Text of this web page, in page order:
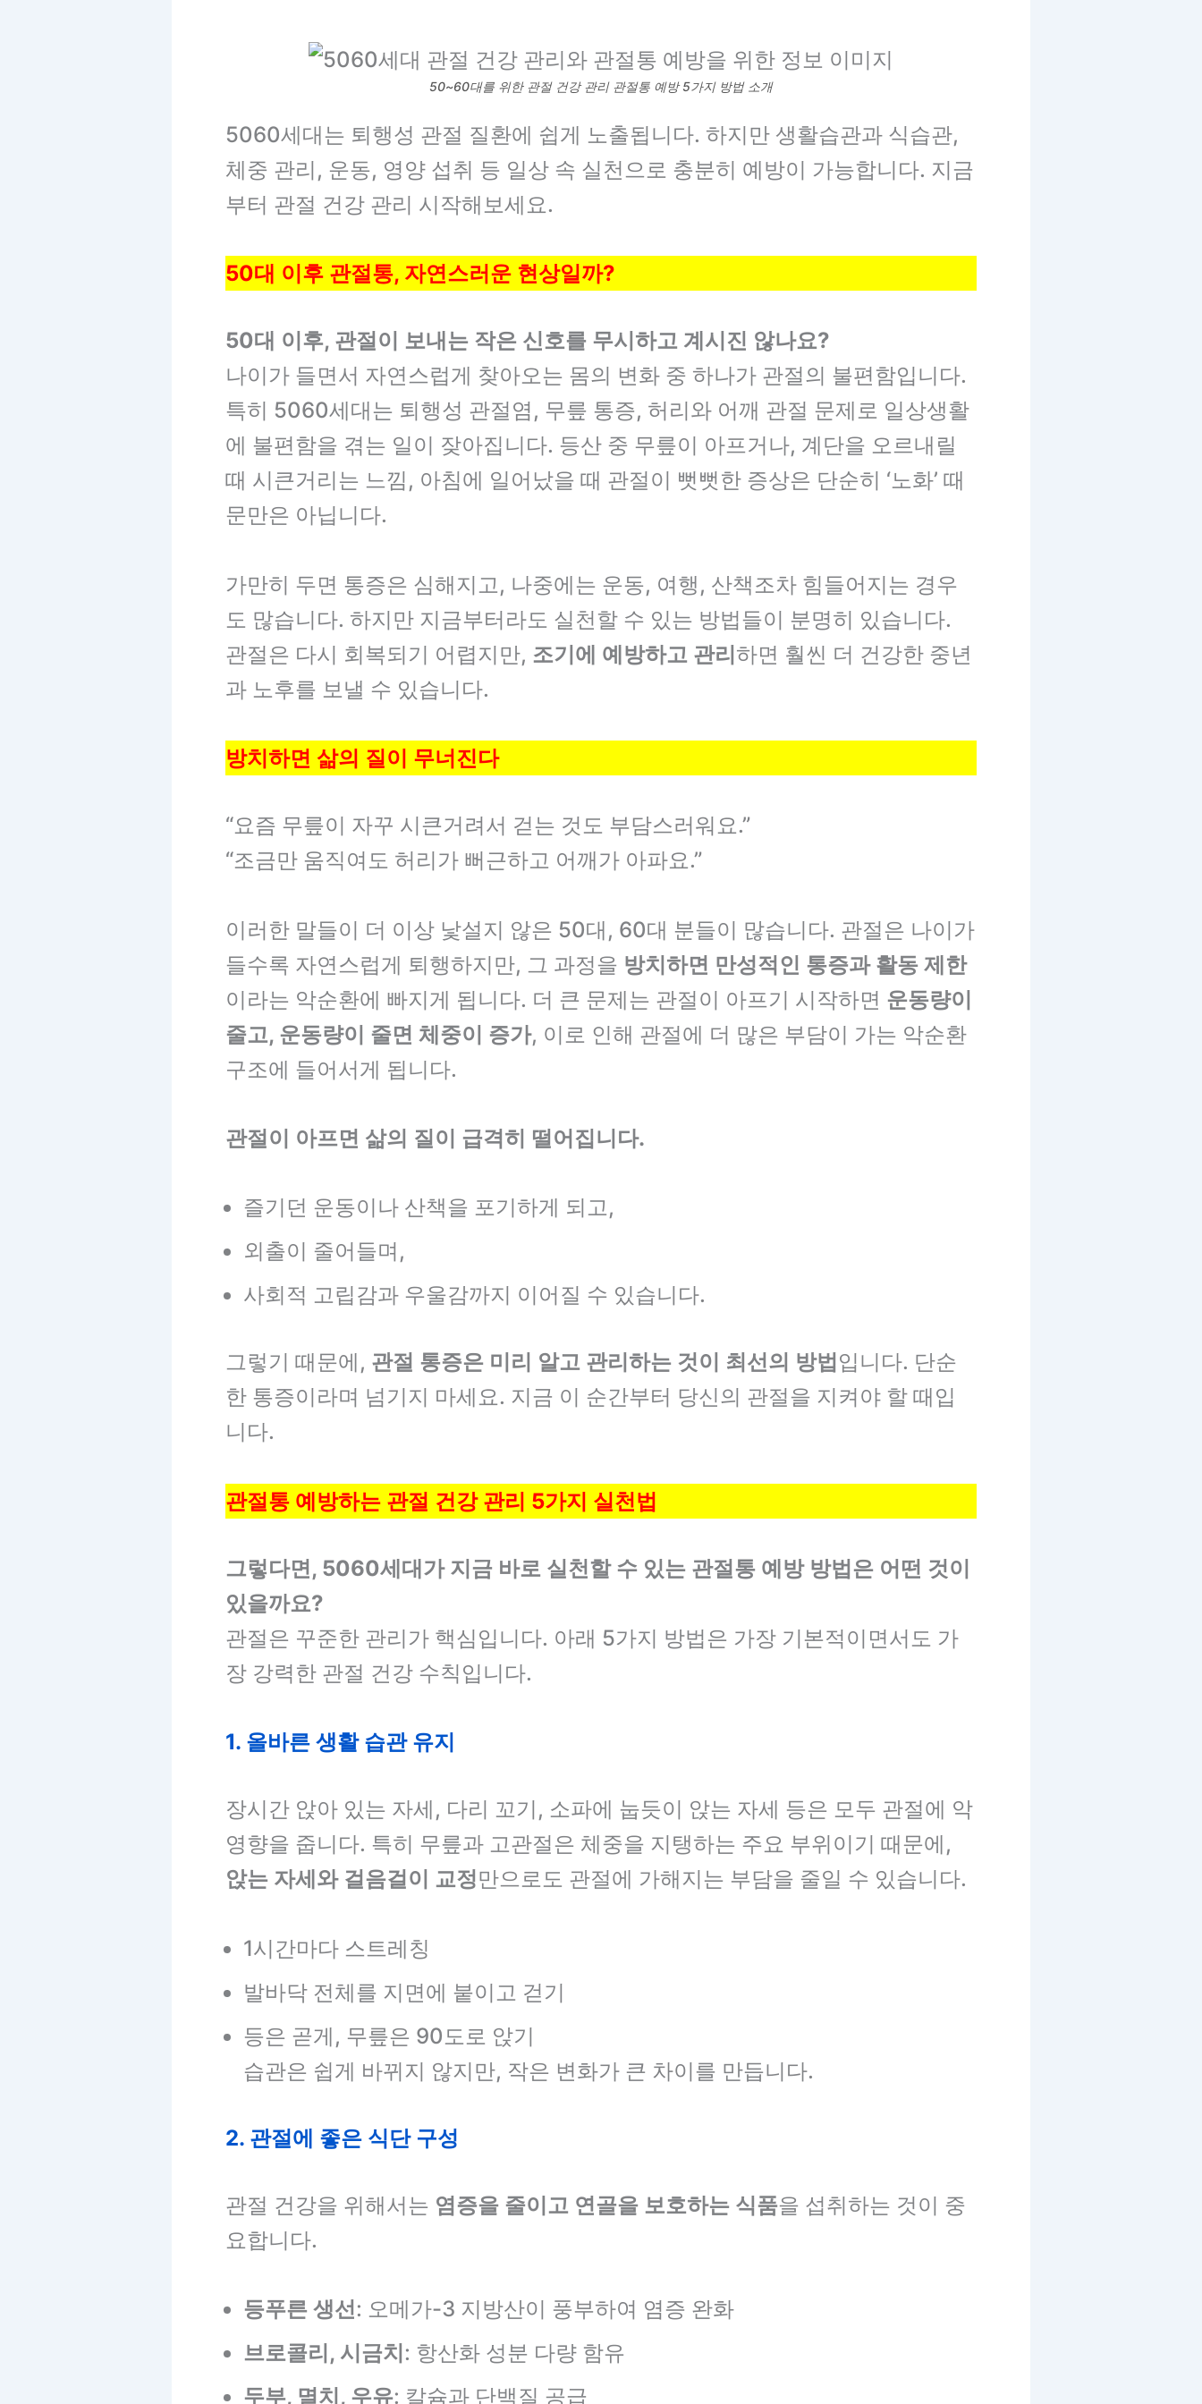
50~60대를 위한 관절 건강 관리 관절통 예방 5가지 방법 소개
5060세대는 퇴행성 관절 질환에 쉽게 노출됩니다. 하지만 생활습관과 식습관,
체중 관리, 운동, 영양 섭취 등 일상 속 실천으로 충분히 예방이 가능합니다. 지금
부터 관절 건강 관리 시작해보세요.
50대 이후 관절통, 자연스러운 현상일까?
50대 이후, 관절이 보내는 작은 신호를 무시하고 계시진 않나요?
나이가 들면서 자연스럽게 찾아오는 몸의 변화 중 하나가 관절의 불편함입니다.
특히 5060세대는 퇴행성 관절염, 무릎 통증, 허리와 어깨 관절 문제로 일상생활
에 불편함을 겪는 일이 잦아집니다. 등산 중 무릎이 아프거나, 계단을 오르내릴
때 시큰거리는 느낌, 아침에 일어났을 때 관절이 뻣뻣한 증상은 단순히 ‘노화’ 때
문만은 아닙니다.
가만히 두면 통증은 심해지고, 나중에는 운동, 여행, 산책조차 힘들어지는 경우
도 많습니다. 하지만 지금부터라도 실천할 수 있는 방법들이 분명히 있습니다.
관절은 다시 회복되기 어렵지만, 조기에 예방하고 관리 하면 훨씬 더 건강한 중년
과 노후를 보낼 수 있습니다.
방치하면 삶의 질이 무너진다
“요즘 무릎이 자꾸 시큰거려서 걷는 것도 부담스러워요.”
“조금만 움직여도 허리가 뻐근하고 어깨가 아파요.”
이러한 말들이 더 이상 낯설지 않은 50대, 60대 분들이 많습니다. 관절은 나이가
들수록 자연스럽게 퇴행하지만, 그 과정을 방치하면 만성적인 통증과 활동 제한
이라는 악순환에 빠지게 됩니다. 더 큰 문제는 관절이 아프기 시작하면 운동량이
줄고, 운동량이 줄면 체중이 증가, 이로 인해 관절에 더 많은 부담이 가는 악순환
구조에 들어서게 됩니다.
관절이 아프면 삶의 질이 급격히 떨어집니다.
즐기던 운동이나 산책을 포기하게 되고,
외출이 줄어들며,
사회적 고립감과 우울감까지 이어질 수 있습니다.
그렇기 때문에, 관절 통증은 미리 알고 관리하는 것이 최선의 방법 입니다. 단순
한 통증이라며 넘기지 마세요. 지금 이 순간부터 당신의 관절을 지켜야 할 때입
니다.
관절통 예방하는 관절 건강 관리 5가지 실천법
그렇다면, 5060세대가 지금 바로 실천할 수 있는 관절통 예방 방법은 어떤 것이
있을까요?
관절은 꾸준한 관리가 핵심입니다. 아래 5가지 방법은 가장 기본적이면서도 가
장 강력한 관절 건강 수칙입니다.
1. 올바른 생활 습관 유지
장시간 앉아 있는 자세, 다리 꼬기, 소파에 눕듯이 앉는 자세 등은 모두 관절에 악
영향을 줍니다. 특히 무릎과 고관절은 체중을 지탱하는 주요 부위이기 때문에,
앉는 자세와 걸음걸이 교정만으로도 관절에 가해지는 부담을 줄일 수 있습니다.
1시간마다 스트레칭
발바닥 전체를 지면에 붙이고 걷기
등은 곧게, 무릎은 90도로 앉기
습관은 쉽게 바뀌지 않지만, 작은 변화가 큰 차이를 만듭니다.
2. 관절에 좋은 식단 구성
관절 건강을 위해서는 염증을 줄이고 연골을 보호하는 식품을 섭취하는 것이 중
요합니다.
등푸른 생선: 오메가-3 지방산이 풍부하여 염증 완화
브로콜리, 시금치 : 항산화 성분 다량 함유
두부, 멸치, 우유: 칼슘과 단백질 공급